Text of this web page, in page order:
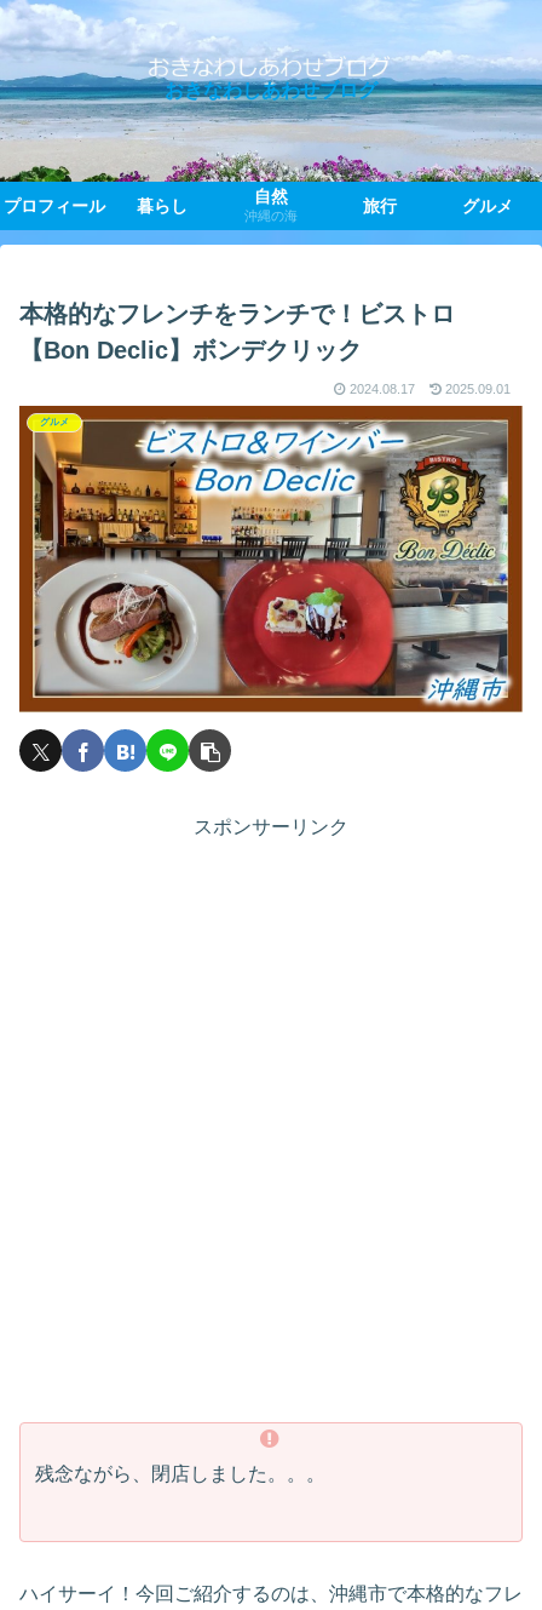
おきなわしあわせブログ
プロフィール 暮らし 自然
沖縄の海
旅行 グルメ
本格的なフレンチをランチで！ビストロ
【Bon Declic】ボンデクリック
2024.08.17 2025.09.01
グルメ
スポンサーリンク
残念ながら、閉店しました。。。
ハイサーイ！今回ご紹介するのは、沖縄市で本格的なフレ